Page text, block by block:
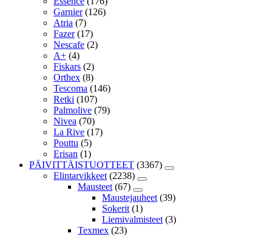
Garnier (126)
Atria (7)
Fazer (17)
Nescafe (2)
A+ (4)
Fiskars (2)
Orthex (8)
Tescoma (146)
Retki (107)
Palmolive (79)
Nivea (70)
La Rive (17)
Pouttu (5)
Erisan (1)
PÄIVITTÄISTUOTTEET (3367)
Elintarvikkeet (2238)
Mausteet (67)
Maustejauheet (39)
Sokerit (1)
Liemivalmisteet (3)
Texmex (23)